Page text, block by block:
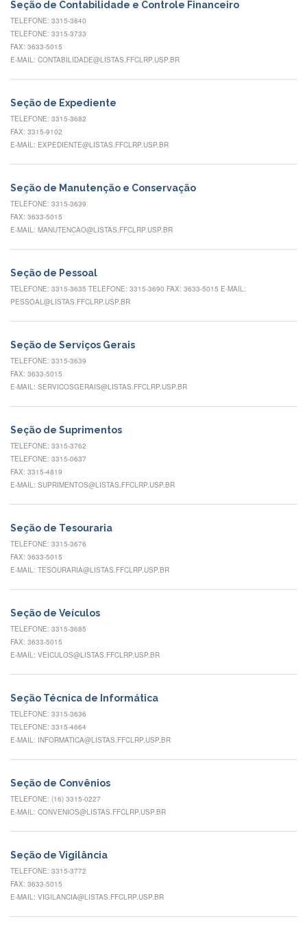
CULTURA
E
EXTENSÃO
e
Projetos
Ciências
Empresas
Cursos
e
Atividades
e
Editais
Notícias
Eventos
Contato
INCLUSÃO
Apresentação
Regimento
Portarias
e
Eventos
de
Inclusão
Pertencimento
Apoio
estudantil
Você
não
Reuniões
Conheça
Formulários
Contato
INTERNACIONALIZAÇÃO
Seção de Contabilidade e Controle Financeiro
TELEFONE: 3315-3840
TELEFONE: 3315-3733
FAX: 3633-5015
E-MAIL: CONTABILIDADE@LISTAS.FFCLRP.USP.BR
Seção de Expediente
TELEFONE: 3315-3682
FAX: 3315-9102
E-MAIL: EXPEDIENTE@LISTAS.FFCLRP.USP.BR
Seção de Manutenção e Conservação
TELEFONE: 3315-3639
FAX: 3633-5015
E-MAIL: MANUTENCAO@LISTAS.FFCLRP.USP.BR
Seção de Pessoal
TELEFONE: 3315-3635 TELEFONE: 3315-3690 FAX: 3633-5015 E-MAIL:
PESSOAL@LISTAS.FFCLRP.USP.BR
Seção de Serviços Gerais
TELEFONE: 3315-3639
FAX: 3633-5015
E-MAIL: SERVICOSGERAIS@LISTAS.FFCLRP.USP.BR
Seção de Suprimentos
TELEFONE: 3315-3762
TELEFONE: 3315-0637
FAX: 3315-4819
E-MAIL: SUPRIMENTOS@LISTAS.FFCLRP.USP.BR
Seção de Tesouraria
TELEFONE: 3315-3676
FAX: 3633-5015
E-MAIL: TESOURARIA@LISTAS.FFCLRP.USP.BR
Seção de Veículos
TELEFONE: 3315-3685
FAX: 3633-5015
E-MAIL: VEICULOS@LISTAS.FFCLRP.USP.BR
Seção Técnica de Informática
TELEFONE: 3315-3636
TELEFONE: 3315-4664
E-MAIL: INFORMATICA@LISTAS.FFCLRP.USP.BR
Seção de Convênios
TELEFONE: (16) 3315-0227
E-MAIL: CONVENIOS@LISTAS.FFCLRP.USP.BR
Seção de Vigilância
TELEFONE: 3315-3772
FAX: 3633-5015
E-MAIL: VIGILANCIA@LISTAS.FFCLRP.USP.BR